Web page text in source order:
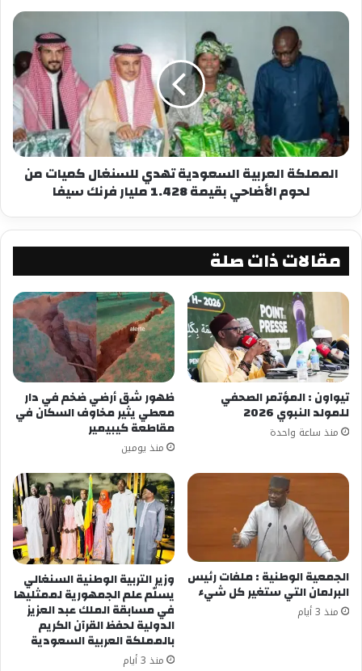
شارك هذا الموضوع:
فيس بوك X
معجب بهذه:
المملكة العربية السعودية تهدي للسنغال كميات من
لحوم الأضاحي بقيمة 1.428 مليار فرنك سيفا
مقالات ذات صلة
تيواون : المؤتمر الصحفي
للمولد النبوي 2026
منذ ساعة واحدة
ظهور شق أرضي ضخم في دار
معطي يثير مخاوف السكان في
مقاطعة كيبيمير
منذ يومين
الجمعية الوطنية : ملفات رئيس
البرلمان التي ستغير كل شيء
منذ 3 أيام
وزير التربية الوطنية السنغالي
يسلّم علم الجمهورية لممثليها
في مسابقة الملك عبد العزيز
الدولية لحفظ القرآن الكريم
بالمملكة العربية السعودية
منذ 3 أيام